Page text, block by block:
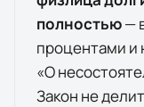
полностью—
процентами и
«О
Закон не